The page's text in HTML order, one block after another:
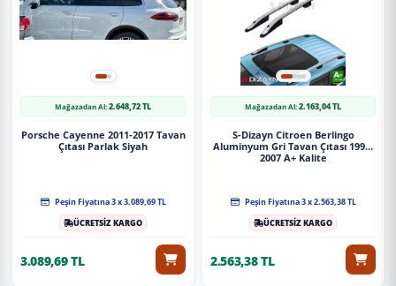
Mağazadan Al:2.648,72 TL
Porsche Cayenne 2011-2017 Tavan
Çıtası Parlak Siyah
Peşin Fiyatına 3 x 3.089,69 TL
ÜCRETSİZ KARGO
3.089,69 TL
Mağazadan Al:2.163,04 TL
S-Dizayn Citroen Berlingo
Aluminyum Gri Tavan Çıtası 1996-
2007 A+ Kalite
Peşin Fiyatına 3 x 2.563,38 TL
ÜCRETSİZ KARGO
2.563,38 TL